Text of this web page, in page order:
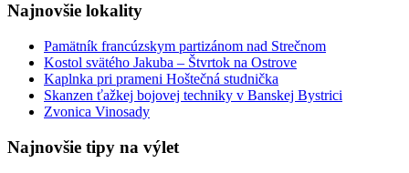
Najnovšie lokality
Pamätník francúzskym partizánom nad Strečnom
Kostol svätého Jakuba – Štvrtok na Ostrove
Kaplnka pri prameni Hoštečná studnička
Skanzen ťažkej bojovej techniky v Banskej Bystrici
Zvonica Vinosady
Najnovšie tipy na výlet